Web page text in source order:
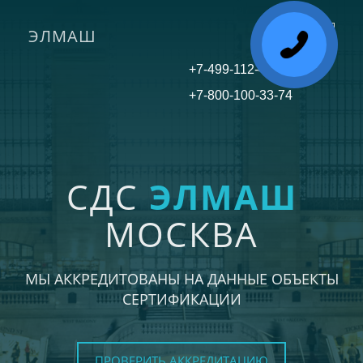
Toggle
ЭЛМАШ
СДС ЭЛМАШ
МОСКВА
МЫ АККРЕДИТОВАНЫ НА ДАННЫЕ ОБЪЕКТЫ
СЕРТИФИКАЦИИ
+7-499-112-45-81
+7-800-100-33-74